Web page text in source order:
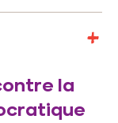
la